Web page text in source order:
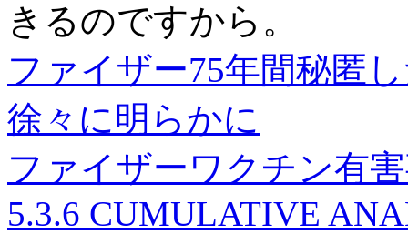
きるのですから。
ファイザー75年間秘匿
徐々に明らかに
ファイザーワクチン有
5.3.6 CUMULATIVE